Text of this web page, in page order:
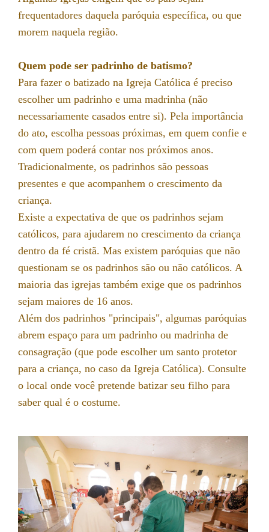
frequentadores daquela paróquia específica, ou que
morem naquela região.
Quem pode ser padrinho de batismo?
Para fazer o batizado na Igreja Católica é preciso
escolher um padrinho e uma madrinha (não
necessariamente casados entre si). Pela importância
do ato, escolha pessoas próximas, em quem confie e
com quem poderá contar nos próximos anos.
Tradicionalmente, os padrinhos são pessoas
presentes e que acompanhem o crescimento da
criança.
Existe a expectativa de que os padrinhos sejam
católicos, para ajudarem no crescimento da criança
dentro da fé cristã. Mas existem paróquias que não
questionam se os padrinhos são ou não católicos. A
maioria das igrejas também exige que os padrinhos
sejam maiores de 16 anos.
Além dos padrinhos "principais", algumas paróquias
abrem espaço para um padrinho ou madrinha de
consagração (que pode escolher um santo protetor
para a criança, no caso da Igreja Católica). Consulte
o local onde você pretende batizar seu filho para
saber qual é o costume.